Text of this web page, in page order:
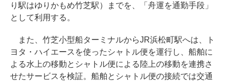
り駅はゆりかもめ竹芝駅）までを、「舟運を通勤手段」
として利用する。
また、竹芝小型船ターミナルからJR浜松町駅へは、ト
ヨタ・ハイエースを使ったシャトル便を運行し、船舶に
よる水上の移動とシャトル便による陸上の移動を連携さ
せたサービスを検証。船舶とシャトル便の接続では交通